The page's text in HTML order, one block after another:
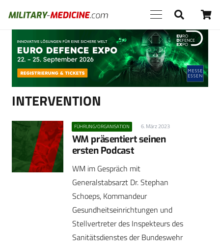
Anzeige
INTERVENTION
FÜHRUNG/ORGANISATION 6. März 2023
WM präsentiert seinen
ersten Podcast
WM im Gespräch mit
Generalstabsarzt Dr. Stephan
Schoeps, Kommandeur
Gesundheitseinrichtungen und
Stellvertreter des Inspekteurs des
Sanitätsdienstes der Bundeswehr